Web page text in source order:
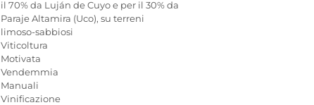
il 70% da Luján de Cuyo e per il 30% da
Paraje Altamira (Uco), su terreni
limoso-sabbiosi
Viticoltura
Motivata
Vendemmia
Manuali
Vinificazione